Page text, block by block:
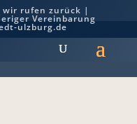
wir rufen zurück |
Vereinbarung
ulzburg.de